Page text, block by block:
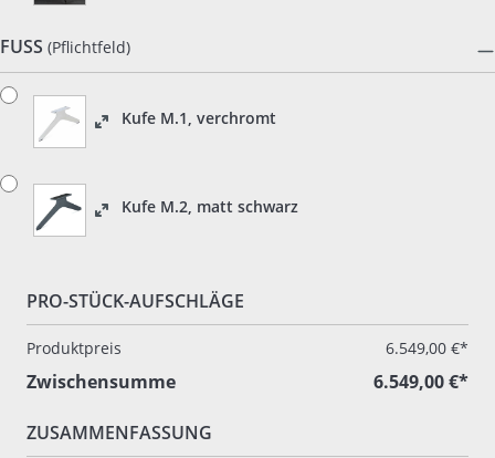
FUSS (Pflichtfeld)
Kufe M.1, verchromt
Kufe M.2, matt schwarz
PRO-STÜCK-AUFSCHLÄGE
Produktpreis 6.549,00 €*
Zwischensumme 6.549,00 €*
ZUSAMMENFASSUNG